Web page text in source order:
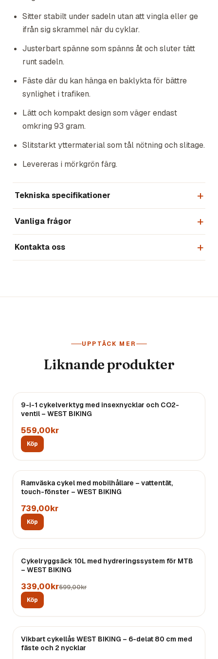
Sitter stabilt under sadeln utan att vingla eller ge
ifrån sig skrammel när du cyklar.
Justerbart spänne som spänns åt och sluter tätt
runt sadeln.
Fäste där du kan hänga en baklykta för bättre
synlighet i trafiken.
Lätt och kompakt design som väger endast
omkring 93 gram.
Slitstarkt yttermaterial som tål nötning och slitage.
Levereras i mörkgrön färg.
Tekniska specifikationer
Vanliga frågor
Kontakta oss
UPPTÄCK MER
Liknande produkter
Endast3kvar
9-i-1 cykelverktyg med insexnycklar och CO2-
ventil – WEST BIKING
559,00kr
Köp
Endast4kvar
Ramväska cykel med mobilhållare – vattentät,
touch-fönster – WEST BIKING
739,00kr
Köp
REA
Endast1kvar
Cykelryggsäck 10L med hydreringssystem för MTB
– WEST BIKING
339,00kr599,00kr
Köp
Vikbart cykellås WEST BIKING – 6-delat 80 cm med
fäste och 2 nycklar